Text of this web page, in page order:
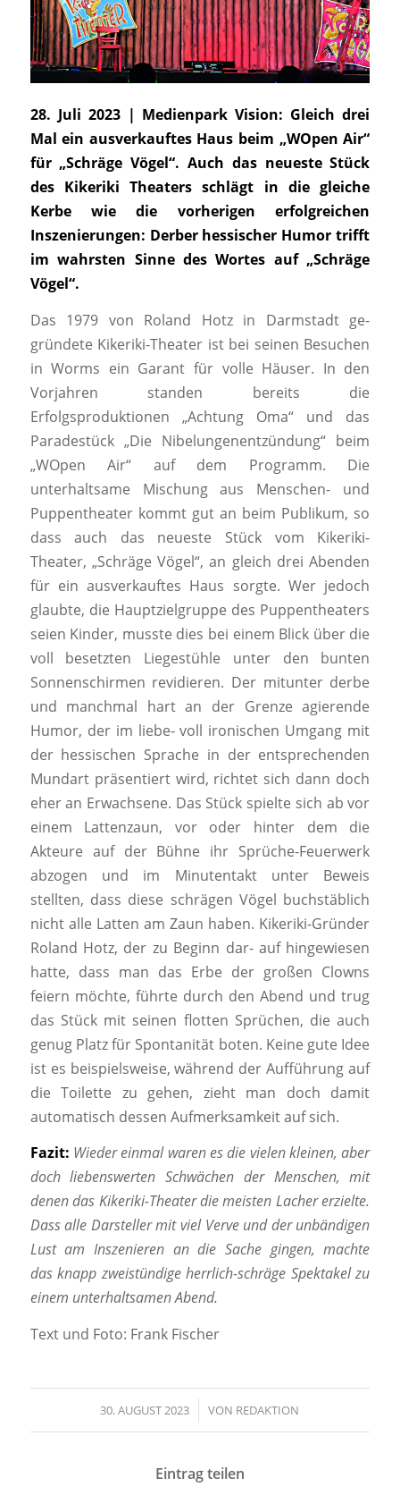
28. Juli 2023 | Medienpark Vision: Gleich drei
Mal ein ausverkauftes Haus beim „WOpen Air“
für „Schräge Vögel“. Auch das neueste Stück
des Kikeriki Theaters schlägt in die gleiche
Kerbe wie die vorherigen erfolgreichen
Inszenierungen: Derber hessischer Humor trifft
im wahrsten Sinne des Wortes auf „Schräge
Vögel“.
Das 1979 von Roland Hotz in Darmstadt ge-
gründete Kikeriki-Theater ist bei seinen Besuchen
in Worms ein Garant für volle Häuser. In den
Vorjahren standen bereits die
Erfolgsproduktionen „Achtung Oma“ und das
Paradestück „Die Nibelungenentzündung“ beim
„WOpen Air“ auf dem Programm. Die
unterhaltsame Mischung aus Menschen- und
Puppentheater kommt gut an beim Publikum, so
dass auch das neueste Stück vom Kikeriki-
Theater, „Schräge Vögel“, an gleich drei Abenden
für ein ausverkauftes Haus sorgte. Wer jedoch
glaubte, die Hauptzielgruppe des Puppentheaters
seien Kinder, musste dies bei einem Blick über die
voll besetzten Liegestühle unter den bunten
Sonnenschirmen revidieren. Der mitunter derbe
und manchmal hart an der Grenze agierende
Humor, der im liebe- voll ironischen Umgang mit
der hessischen Sprache in der entsprechenden
Mundart präsentiert wird, richtet sich dann doch
eher an Erwachsene. Das Stück spielte sich ab vor
einem Lattenzaun, vor oder hinter dem die
Akteure auf der Bühne ihr Sprüche-Feuerwerk
abzogen und im Minutentakt unter Beweis
stellten, dass diese schrägen Vögel buchstäblich
nicht alle Latten am Zaun haben. Kikeriki-Gründer
Roland Hotz, der zu Beginn dar- auf hingewiesen
hatte, dass man das Erbe der großen Clowns
feiern möchte, führte durch den Abend und trug
das Stück mit seinen flotten Sprüchen, die auch
genug Platz für Spontanität boten. Keine gute Idee
ist es beispielsweise, während der Aufführung auf
die Toilette zu gehen, zieht man doch damit
automatisch dessen Aufmerksamkeit auf sich.
Fazit: Wieder einmal waren es die vielen kleinen, aber
doch liebenswerten Schwächen der Menschen, mit
denen das Kikeriki-Theater die meisten Lacher erzielte.
Dass alle Darsteller mit viel Verve und der unbändigen
Lust am Inszenieren an die Sache gingen, machte
dasknapp zweistündige herrlich-schräge Spektakel zu
einem unterhaltsamen Abend.
Text und Foto: Frank Fischer
30. AUGUST 2023
/ VON REDAKTION
Eintrag teilen